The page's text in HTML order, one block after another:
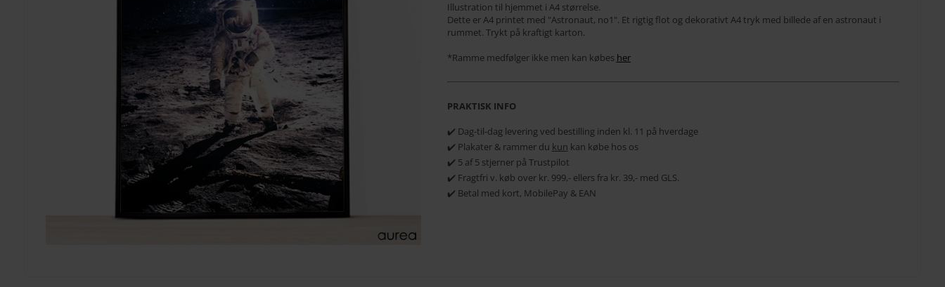
Illustration til hjemmet i A4 størrelse.
Dette er A4 printet med "Astronaut, no1". Et rigtig flot og dekorativt A4 tryk med billede af en astronaut i
rummet. Trykt på kraftigt karton.
*Ramme medfølger ikke men kan købes her
PRAKTISK INFO
✔️ Dag-til-dag levering ved bestilling inden kl. 11 på hverdage
✔️ Plakater & rammer du kun kan købe hos os
✔️ 5 af 5 stjerner på Trustpilot
✔️ Fragtfri v. køb over kr. 999,- ellers fra kr. 39,- med GLS.
✔️ Betal med kort, MobilePay & EAN